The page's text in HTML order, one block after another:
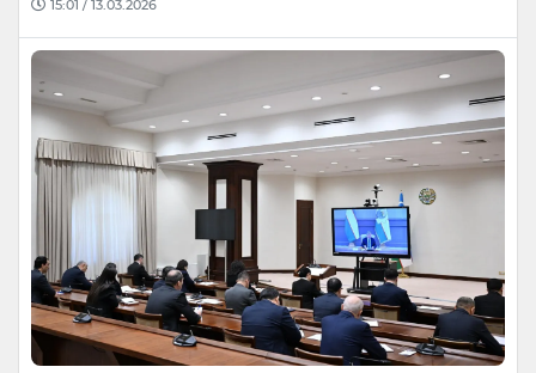
15:01 / 13.03.2026